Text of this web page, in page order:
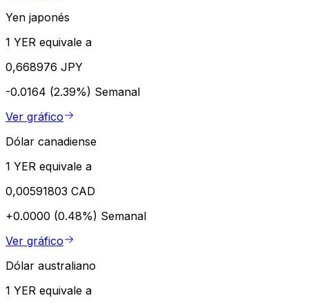
Yen japonés
1 YER equivale a
0,668976 JPY
-0.0164 (2.39%) Semanal
Ver gráfico
Dólar canadiense
1 YER equivale a
0,00591803 CAD
+0.0000 (0.48%) Semanal
Ver gráfico
Dólar australiano
1 YER equivale a